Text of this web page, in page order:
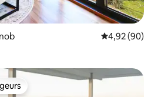
Évaluation
4,92 (90)
les plus appréciés